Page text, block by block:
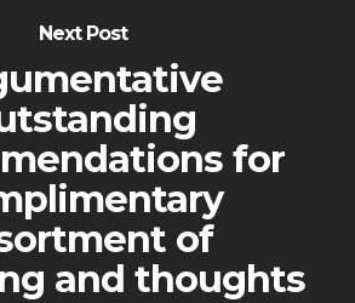
Next Post
for
of
and thoughts